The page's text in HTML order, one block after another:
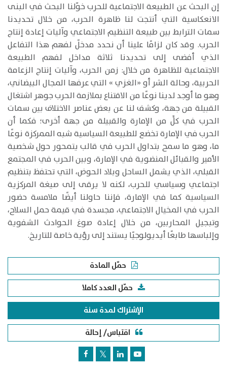
​إن البحث عن الطبيعة الاجتماعية للحرب خوّلنا البحث في البنى
الانعكاسية التي أنتجت لنا ظاهرة الحرب، من خلال تحديدنا
سمات الترابط بين طبيعة التنظيم الاجتماعي وآليات إعادة إنتاج
الحرب. وقد كان لزامًا علينا أن نحدد مدخلً لفهم هذا التفاعل
الذي أفضى إلى تحديدنا ثلاثة مداخل لفهم الطبيعة
الاجتماعية للظاهرة من خلال: زمن الحرب، وآليات إنتاج الزعامة
الحربية، وحالة الشر أو «الغزي » التي عرفها المجال البيضاني،
وهو ما أوجد لدينا نوعًا من الاقتناع بملازمة الحرب جوهر اشتغال
القبيلة من جهة، وكشف لنا عن بعض عناصر الاختلاف بين سمات
الحرب في كلٍّ من الإمارة والقبيلة من جهة أخرى؛ فكما أن
الحرب في الإمارة تخضع للطبيعة السياسية شبه الممركزة نوعًا
ما، وهو ما سمح بتداول الحرب في قالب يتمحور حول شخصية
الأمير والقبائل المنضوية في الإمارة، وبين الحرب في المجتمع
القبلي، الذي يشمل الساحل وبلاد الحوض، التي تحتفظ بتنظيم
اجتماعي وسياسي للحرب، لكنه لا يرقى إلى صيغة المركزية
السياسية كما في الإمارة، فإننا حاولنا أيضًا ملامسة حضور
الحرب في المخيال الاجتماعي، مجسدة في قيمة حمل السلاح،
وتبجيل المحاربين، من خلال إعادة صوغ الحوادث الشفوية
وإلباسها طابعًا أيديولوجيًا يستند إلى رؤية خاصة للتاريخ.
حمّل المادة
حمّل العدد كاملا
الإشتراك لمدة سنة
اقتباس/ إحالة